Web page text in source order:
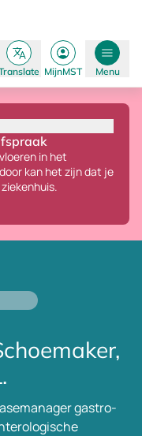
MijnMST Menu
in het
kan het zijn dat je
gastro-